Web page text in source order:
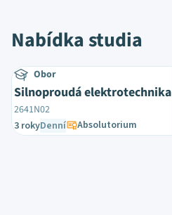
Nabídka studia
Obor
Silnoproudá elektrotechnika
2641N02
3 rokyDenní Absolutorium